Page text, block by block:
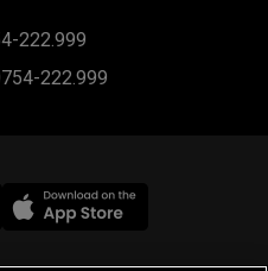
222.999
222.999